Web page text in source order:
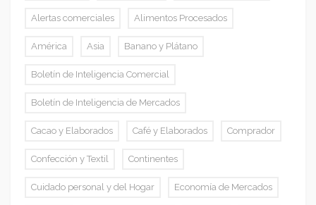
Alertas comerciales Alimentos Procesados
América Asia Banano y Plátano
Boletín de Inteligencia Comercial
Boletín de Inteligencia de Mercados
Cacao y Elaborados Café y Elaborados Comprador
Confección y Textil Continentes
Cuidado personal y del Hogar Economía de Mercados